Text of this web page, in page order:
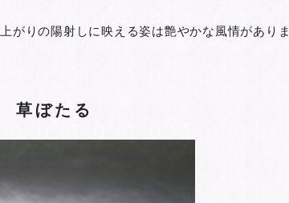
がりの陽射しに映える姿は艶やかな風情がありま
草ぼたる